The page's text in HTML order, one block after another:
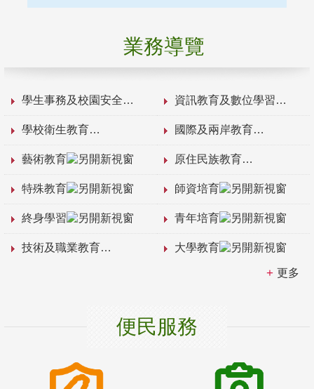
業務導覽
學生事務及校園安全 資訊教育及數位學習
學校衛生教育 國際及兩岸教育
藝術教育 原住民族教育
特殊教育 師資培育
終身學習 青年培育
技術及職業教育 大學教育
更多
便民服務